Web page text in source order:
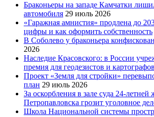
Браконьеры на западе Камчатки
автомобиля 29 июль 2026
«Гаражная амнистия» продлена до
цифры и как оформить собственность
В Соболево у браконьера
2026
Наследие Красовского: в России
премия для геодезистов и картографов
Проект «Земля для стройки»
план 29 июль 2026
За оскорбления в зале суда 24-летней
Петропавловска грозит уголовное
Школа Национальной системы